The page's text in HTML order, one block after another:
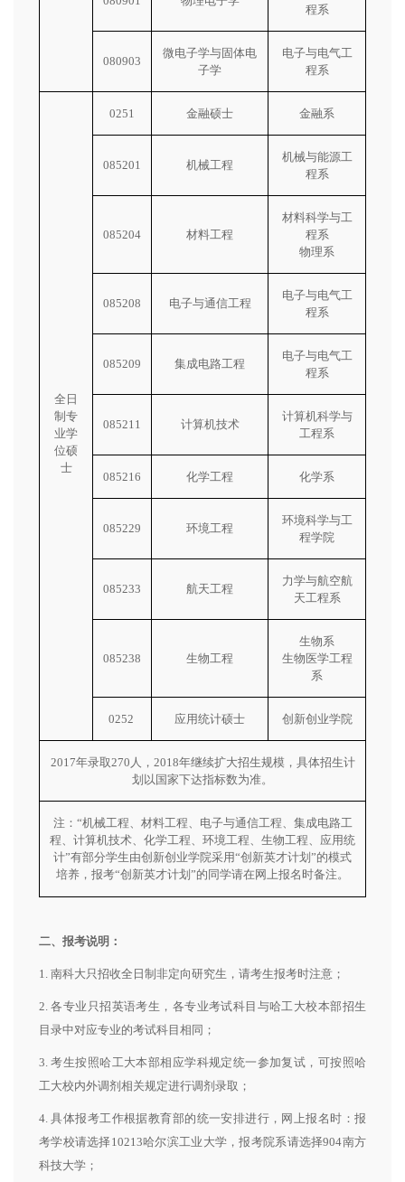
程系
080903
微电子学与固体电
子学
电子与电气工
程系
全日
制专
业学
位硕
士
0251 金融硕士 金融系
085201 机械工程
机械与能源工
程系
085204 材料工程
材料科学与工
程系
物理系
085208 电子与通信工程
电子与电气工
程系
085209 集成电路工程
电子与电气工
程系
085211 计算机技术
计算机科学与
工程系
085216 化学工程 化学系
085229 环境工程
环境科学与工
程学院
085233 航天工程
力学与航空航
天工程系
085238 生物工程
生物系
生物医学工程
系
0252 应用统计硕士 创新创业学院
2017年录取270人，2018年继续扩大招生规模，具体招生计
划以国家下达指标数为准。
注：“机械工程、材料工程、电子与通信工程、集成电路工
程、计算机技术、化学工程、环境工程、生物工程、应用统
计”有部分学生由创新创业学院采用“创新英才计划”的模式
培养，报考“创新英才计划”的同学请在网上报名时备注。
二、报考说明：
1. 南科大只招收全日制非定向研究生，请考生报考时注意；
2. 各专业只招英语考生，各专业考试科目与哈工大校本部招生
目录中对应专业的考试科目相同；
3. 考生按照哈工大本部相应学科规定统一参加复试，可按照哈
工大校内外调剂相关规定进行调剂录取；
4. 具体报考工作根据教育部的统一安排进行，网上报名时：报
考学校请选择10213哈尔滨工业大学，报考院系请选择904南方
科技大学；